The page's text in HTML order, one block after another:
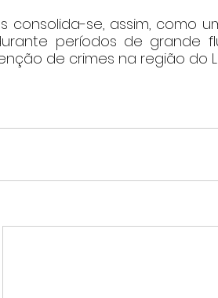
consolida-se, assim, como
períodos de grande
de crimes na região do